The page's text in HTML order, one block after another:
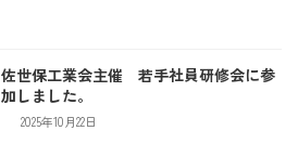
佐世保工業会主催 若手社員研修会に参
加しました。
2025年10月22日